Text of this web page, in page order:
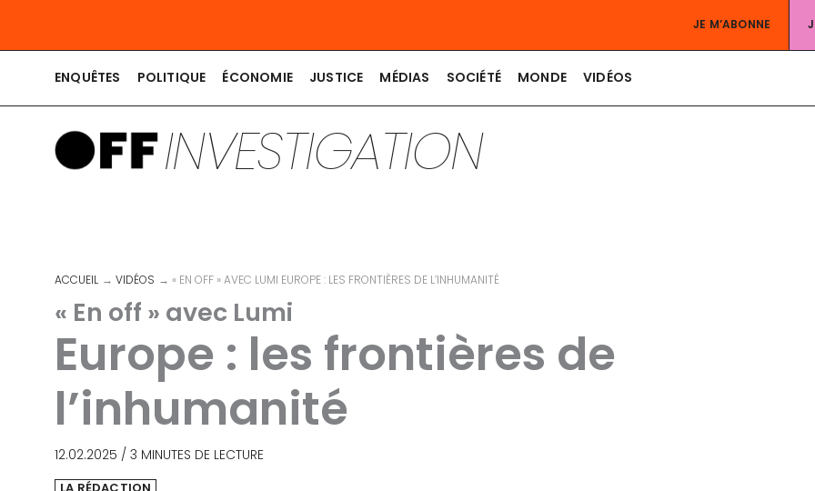
au
contenu
JE M’ABONNE
ENQUÊTES POLITIQUE ÉCONOMIE JUSTICE MÉDIAS SOCIÉTÉ MONDE VIDÉOS
INVESTIGATION
ACCUEIL VIDÉOS « EN OFF » AVEC LUMI EUROPE : LES FRONTIÈRES DE L’INHUMANITÉ
« En off » avec Lumi
Europe : les frontières de
l’inhumanité
12.02.2025 / 3 MINUTES DE LECTURE